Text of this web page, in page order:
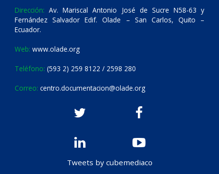
Dirección: Av. Mariscal Antonio José de Sucre N58-63 y
Fernández Salvador Edif. Olade – San Carlos, Quito –
Ecuador.
Web: www.olade.org
Teléfono: (593 2) 259 8122 / 2598 280
Correo: centro.documentacion@olade.org
Tweets by cubemediaco